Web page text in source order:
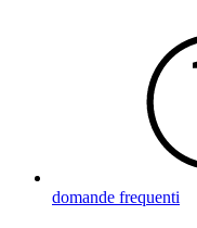
domande frequenti